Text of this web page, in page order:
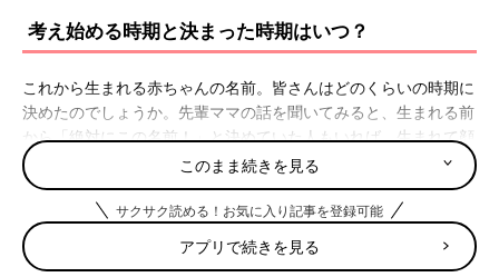
考え始める時期と決まった時期はいつ？
これから生まれる赤ちゃんの名前。皆さんはどのくらいの時期に
決めたのでしょうか。先輩ママの話を聞いてみると、生まれる前
から「絶対にこの名前！」と決めていた人もいれば、生まれて顔
を見ながら夫婦で決めたという人もいて、名付けをした時期はさ
まざまなようです。お仕事をしていた先輩ママは、産休に入って
からゆっくり考え始めたという人も。出生届の期限は、生まれて
から14日。ママが産後に体調が悪くなってしまう場合や夫や家族
と意見が合わなくて決められない場合などもあるので、出産前ま
このまま続きを見る
サクサク読める！お気に入り記事を登録可能
アプリで続きを見る